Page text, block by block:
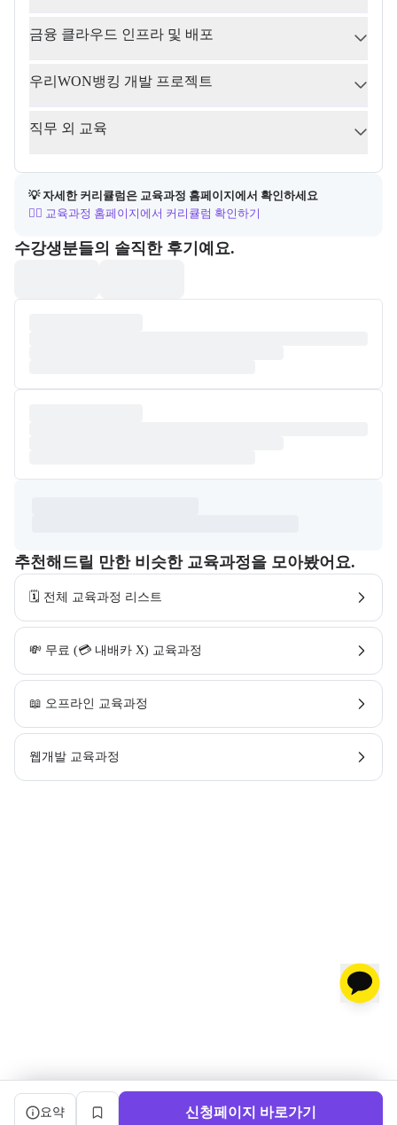
금융 클라우드 인프라 및 배포
우리WON뱅킹 개발 프로젝트
직무 외 교육
💡 자세한 커리큘럼은 교육과정 홈페이지에서 확인하세요
👉🏻 교육과정 홈페이지에서 커리큘럼 확인하기
포폴&후기
수강생분들의 솔직한 후기예요.
추천해드릴 만한 비슷한 교육과정을 모아봤어요.
🗓️ 전체 교육과정 리스트
💸 무료 (💳 내배카 X) 교육과정
📖 오프라인 교육과정
웹개발 교육과정
캠프 요약 정보와 상세 도우미, 북마크, 신청 버튼을 제공한다.
요약
북마크 신청페이지 바로가기